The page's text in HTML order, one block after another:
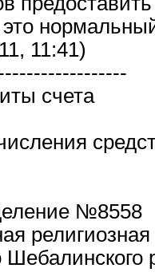
11:41)
счета
№8558